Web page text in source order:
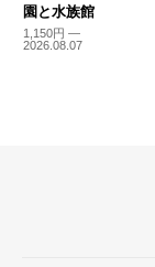
園と水族館
1,150円 —
2026.08.07